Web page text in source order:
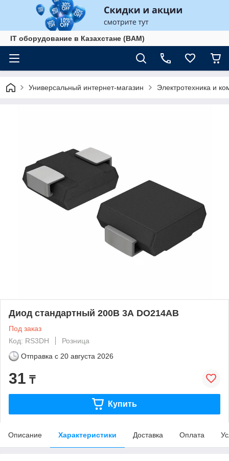
IT оборудование в Казахстане (BAM)
Универсальный интернет-магазин Электротехника и
Диод стандартный 200В 3А DO214AB
Под заказ
Код: RS3DH
Розница
Отправка с 20 августа 2026
31 ₸
Купить
Описание Характеристики Доставка Оплата